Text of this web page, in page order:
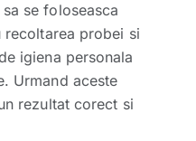
se foloseasca
recoltarea probei si
igiena personala
Urmand aceste
rezultat corect si